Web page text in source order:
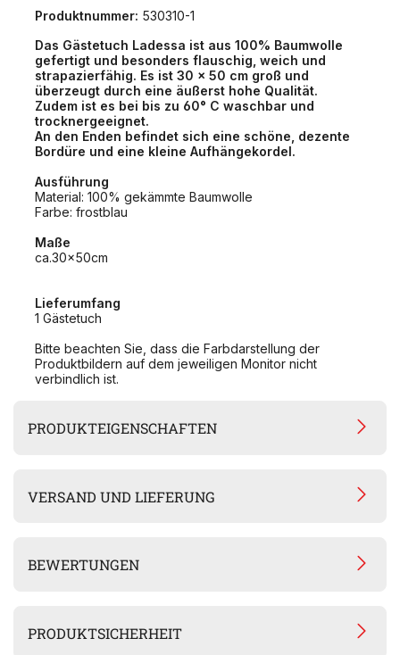
Produktnummer: 530310-1
Das Gästetuch Ladessa ist aus 100% Baumwolle
gefertigt und besonders flauschig, weich und
strapazierfähig. Es ist 30 x 50 cm groß und
überzeugt durch eine äußerst hohe Qualität.
Zudem ist es bei bis zu 60° C waschbar und
trocknergeeignet.
An den Enden befindet sich eine schöne, dezente
Bordüre und eine kleine Aufhängekordel.
Ausführung
Material: 100% gekämmte Baumwolle
Farbe: frostblau
Maße
ca.30x50cm
Lieferumfang
1 Gästetuch
Bitte beachten Sie, dass die Farbdarstellung der
Produktbildern auf dem jeweiligen Monitor nicht
verbindlich ist.
PRODUKTEIGENSCHAFTEN
VERSAND UND LIEFERUNG
BEWERTUNGEN
PRODUKTSICHERHEIT